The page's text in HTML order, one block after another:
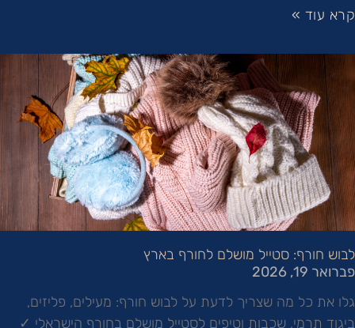
קרא עוד »
לבוש חורף: סטייל מושלם לחורף בארץ
פברואר 19, 2026
גלו את כל מה שצריך לדעת על לבוש חורף: מעילים, פליזים,
ביגוד תרמי, שכבות וטיפים לסטייל מושלם בחורף הישראלי ✓